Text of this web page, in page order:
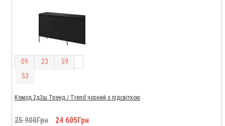
09 23 59
52
Комод 2д3ш Тренд / Trend чорний з підсвіткою
25 900Грн 24 605Грн